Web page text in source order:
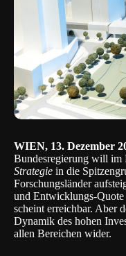
WIEN, 13. Dezember
Bundesregierung will im
Strategie in die
Forschungsländer
und Entwicklungs-
scheint erreichbar. Aber
Dynamik des hohen
allen Bereichen wider.